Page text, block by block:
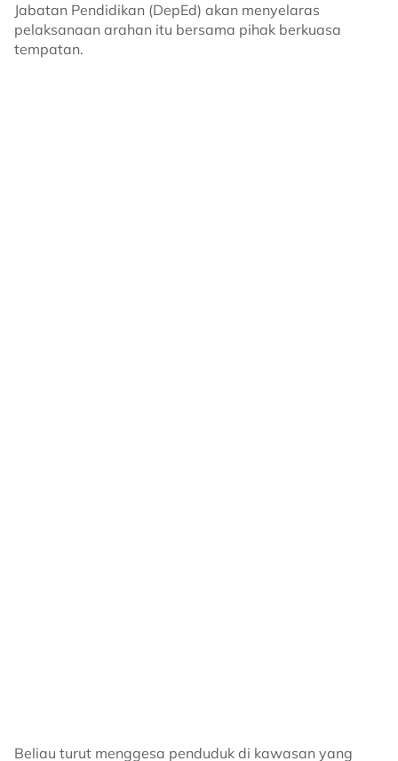
Jabatan Pendidikan (DepEd) akan menyelaras
pelaksanaan arahan itu bersama pihak berkuasa
tempatan.
Beliau turut menggesa penduduk di kawasan yang